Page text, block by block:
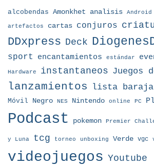
alcobendas Amonkhet analisis Android
artefactos cartas conjuros
DDxpress Deck
sport
encantamientos estándar
Hardware instantaneos Juegos
lanzamientos lista baraja
Móvil Negro NES Nintendo online PC
Podcast pokemon Premier
y Luna tcg torneo unboxing Verde vgc
videojuegos Youtube